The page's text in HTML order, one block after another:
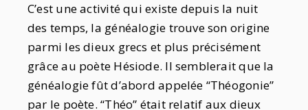
C’est une activité qui existe depuis la nuit
des temps, la généalogie trouve son origine
parmi les dieux grecs et plus précisément
grâce au poète Hésiode. Il semblerait que la
généalogie fût d’abord appelée “Théogonie”
par le poète. “Théo” était relatif aux dieux